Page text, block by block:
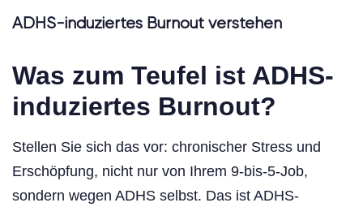
ADHS-induziertes Burnout verstehen
Was zum Teufel ist ADHS-
induziertes Burnout?
Stellen Sie sich das vor: chronischer Stress und
Erschöpfung, nicht nur von Ihrem 9-bis-5-Job,
sondern wegen ADHS selbst. Das ist ADHS-